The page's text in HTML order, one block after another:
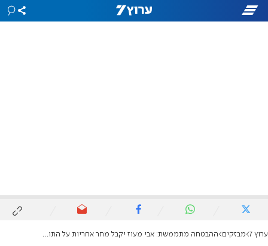
ערוץ 7 מבזקים ההבטחה מתממשת: אבי מעוז יקבל מחר אחריות על התוכניות החיצוניות במערכת החינוך